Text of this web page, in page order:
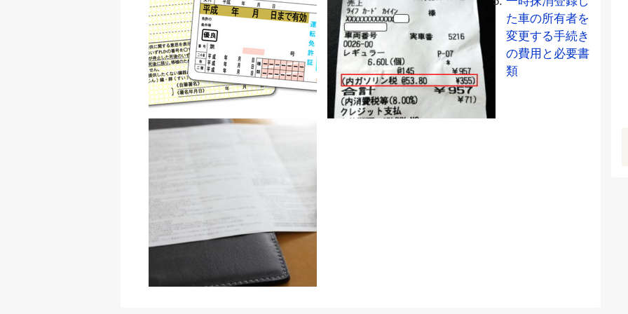
た車の所有者を
変更する手続き
の費用と必要書
類